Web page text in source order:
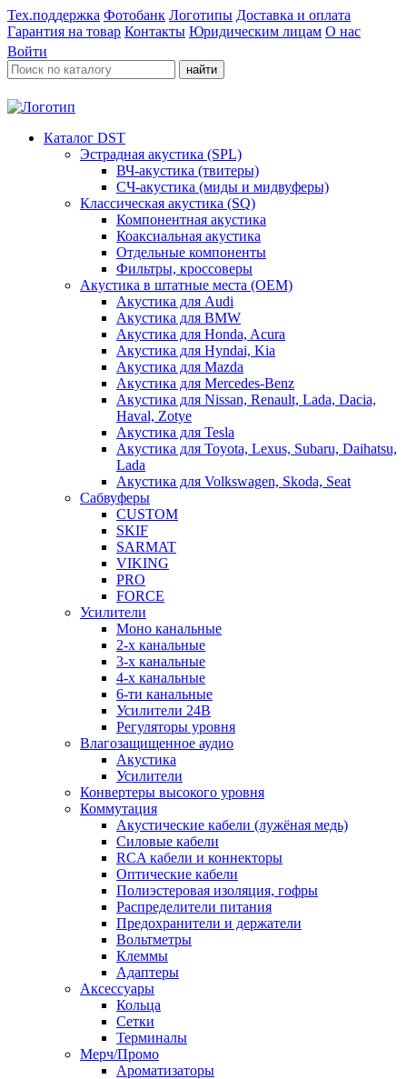
Тех.поддержка Фотобанк Логотипы Доставка и оплата
Гарантия на товар Контакты Юридическим лицам О нас
Войти
найти
Каталог DST
Эстрадная акустика (SPL)
ВЧ-акустика (твитеры)
СЧ-акустика (миды и мидвуферы)
Классическая акустика (SQ)
Компонентная акустика
Коаксиальная акустика
Отдельные компоненты
Фильтры, кроссоверы
Акустика в штатные места (OEM)
Акустика для Audi
Акустика для BMW
Акустика для Honda, Acura
Акустика для Hyndai, Kia
Акустика для Mazda
Акустика для Mercedes-Benz
Акустика для Nissan, Renault, Lada, Dacia,
Haval, Zotye
Акустика для Tesla
Акустика для Toyota, Lexus, Subaru, Daihatsu,
Lada
Акустика для Volkswagen, Skoda, Seat
Сабвуферы
CUSTOM
SKIF
SARMAT
VIKING
PRO
FORCE
Усилители
Моно канальные
2-х канальные
3-х канальные
4-х канальные
6-ти канальные
Усилители 24В
Регуляторы уровня
Влагозащищенное аудио
Акустика
Усилители
Конвертеры высокого уровня
Коммутация
Акустические кабели (лужёная медь)
Силовые кабели
RCA кабели и коннекторы
Оптические кабели
Полиэстеровая изоляция, гофры
Распределители питания
Предохранители и держатели
Вольтметры
Клеммы
Адаптеры
Аксессуары
Кольца
Сетки
Терминалы
Мерч/Промо
Ароматизаторы